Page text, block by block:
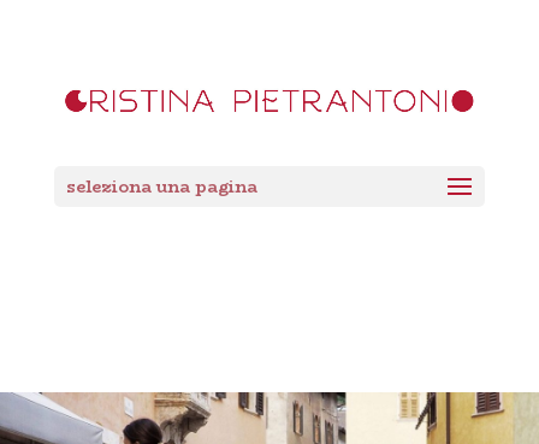
seleziona una pagina